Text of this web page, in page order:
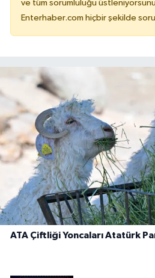
ve tüm sorumluluğu
Enterhaber.com hiçbir şekilde
ATA Çiftliği Yoncaları Atatürk